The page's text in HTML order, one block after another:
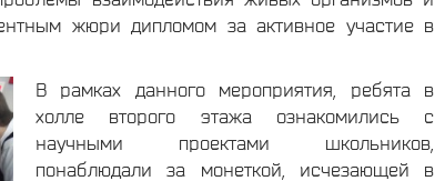
жюри дипломом за активное участие в
В рамках данного мероприятия, ребята в
холле второго этажа ознакомились с
научными проектами школьников,
понаблюдали за монеткой, исчезающей в